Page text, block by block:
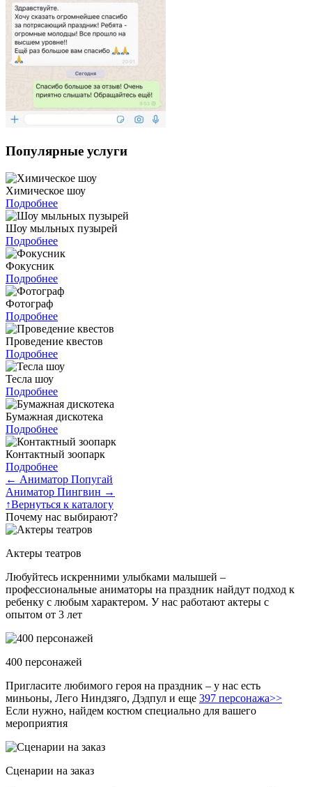
Популярные услуги
Химическое шоу
Подробнее
Шоу мыльных пузырей
Подробнее
Фокусник
Подробнее
Фотограф
Подробнее
Проведение квестов
Подробнее
Тесла шоу
Подробнее
Бумажная дискотека
Подробнее
Контактный зоопарк
Подробнее
← Аниматор Попугай
Аниматор Пингвин →
↑Вернуться к каталогу
Почему нас выбирают?
Актеры театров
Любуйтесь искренними улыбками малышей –
профессиональные аниматоры на праздник найдут подход к
ребенку с любым характером. У нас работают актеры с
опытом от 3 лет
400 персонажей
Пригласите любимого героя на праздник – у нас есть
миньоны, Лего Ниндзяго, Дэдпул и еще 397 персонажа>>
Если нужно, найдем костюм специально для вашего
мероприятия
Сценарии на заказ